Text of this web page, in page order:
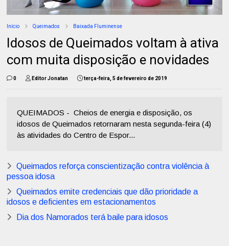
Início Queimados Baixada Fluminense
Idosos de Queimados voltam à ativa
com muita disposição e novidades
0 Editor Jonatan terça-feira, 5 de fevereiro de 2019
QUEIMADOS - Cheios de energia e disposição, os
idosos de Queimados retornaram nesta segunda-feira (4)
às atividades do Centro de Espor...
Queimados reforça conscientização contra violência à
pessoa idosa
Queimados emite credenciais que dão prioridade a
idosos e deficientes em estacionamentos
Dia dos Namorados terá baile para idosos